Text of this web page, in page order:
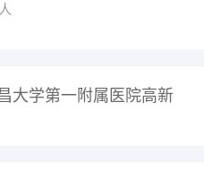
大学第一附属医院高新